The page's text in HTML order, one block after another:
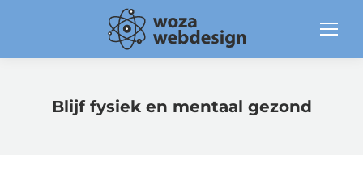
Blijf fysiek en mentaal gezond